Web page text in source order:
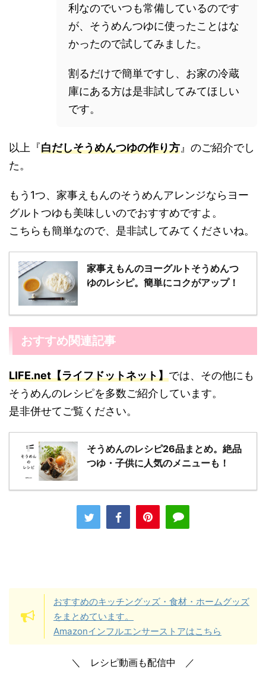
利なのでいつも常備しているのです
が、そうめんつゆに使ったことはな
かったので試してみました。
割るだけで簡単ですし、お家の冷蔵
庫にある方は是非試してみてほしい
です。
以上『白だしそうめんつゆの作り方 』のご紹介でし
た。
もう1つ、家事えもんのそうめんアレンジならヨー
グルトつゆも美味しいのでおすすめですよ。
こちらも簡単なので、是非試してみてくださいね。
家事えもんのヨーグルトそうめんつ
ゆのレシピ。簡単にコクがアップ！
おすすめ関連記事
LIFE.net【ライフドットネット】では、その他にも
そうめんのレシピを多数ご紹介しています。
是非併せてご覧ください。
そうめんのレシピ26品まとめ。絶品
つゆ・子供に人気のメニューも！
おすすめのキッチングッズ・食材・ホームグッズ
をまとめています。
Amazonインフルエンサーストアはこちら
＼ レシピ動画も配信中 ／